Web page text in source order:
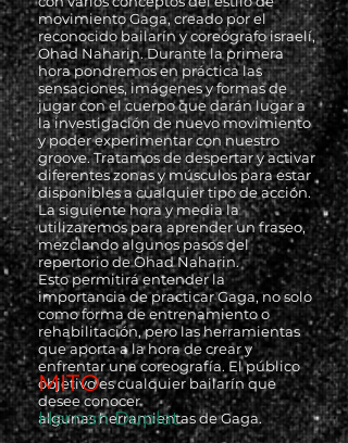
movimiento Gaga, creado por el
reconocido bailarín y coreógrafo israelí,
Ohad Naharin. Durante la primera
hora pondremos en práctica las
sensaciones, imágenes y formas de
jugar con el cuerpo que darán lugar a
la investigación de nuevo movimiento
y poder experimentar con nuestro
groove. Tratamos de despertar y activar
diferentes zonas y músculos para estar
disponibles a cualquier tipo de acción.
La siguiente hora y media la
utilizaremos para aprender un fraseo,
mezclando algunos pasos del
repertorio de Ohad Naharin.
Esto permitirá entender la
importancia de practicar Gaga, no solo
como forma de entrenamiento o
rehabilitación, pero las herramientas
que aporta a la hora de crear y
enfrentar una coreografía. El público
objetivo es cualquier bailarín que
desee conocer
algunas herramientas de Gaga.
MITO
Hernan Duplat